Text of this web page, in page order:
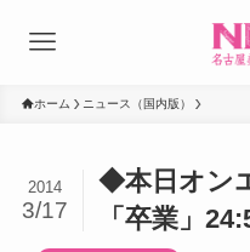
ホーム ニュース（国内版）
◆本日オン
「卒業」
2014
3/17